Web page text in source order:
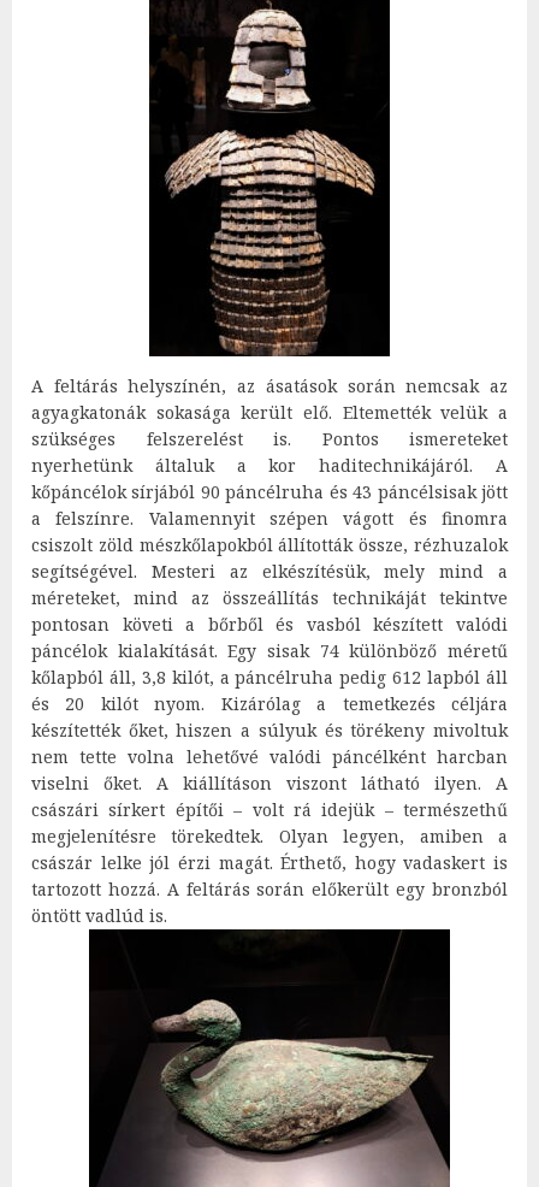
A feltárás helyszínén, az ásatások során nemcsak az
agyagkatonák sokasága került elő. Eltemették velük a
szükséges felszerelést is. Pontos ismereteket
nyerhetünk általuk a kor haditechnikájáról. A
kőpáncélok sírjából 90 páncélruha és 43 páncélsisak jött
a felszínre. Valamennyit szépen vágott és finomra
csiszolt zöld mészkőlapokból állították össze, rézhuzalok
segítségével. Mesteri az elkészítésük, mely mind a
méreteket, mind az összeállítás technikáját tekintve
pontosan követi a bőrből és vasból készített valódi
páncélok kialakítását. Egy sisak 74 különböző méretű
kőlapból áll, 3,8 kilót, a páncélruha pedig 612 lapból áll
és 20 kilót nyom. Kizárólag a temetkezés céljára
készítették őket, hiszen a súlyuk és törékeny mivoltuk
nem tette volna lehetővé valódi páncélként harcban
viselni őket. A kiállításon viszont látható ilyen. A
császári sírkert építői – volt rá idejük – természethű
megjelenítésre törekedtek. Olyan legyen, amiben a
császár lelke jól érzi magát. Érthető, hogy vadaskert is
tartozott hozzá. A feltárás során előkerült egy bronzból
öntött vadlúd is.